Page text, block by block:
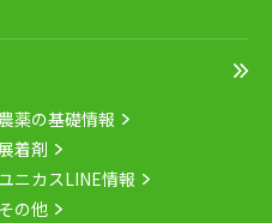
農薬の基礎情報
着剤
ユニカスLINE情報
その他